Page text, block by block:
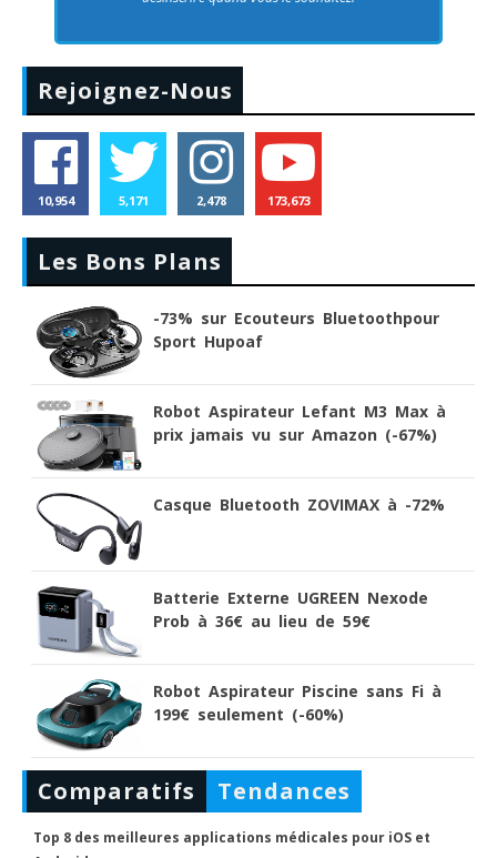
Rejoignez-Nous
10,954 5,171 2,478 173,673
Les Bons Plans
-73% sur Ecouteurs Bluetoothpour
Sport Hupoaf
Robot Aspirateur Lefant M3 Max à
prix jamais vu sur Amazon (-67%)
Casque Bluetooth ZOVIMAX à -72%
Batterie Externe UGREEN Nexode
Prob à 36€ au lieu de 59€
Robot Aspirateur Piscine sans Fi à
199€ seulement (-60%)
Comparatifs Tendances
Top 8 des meilleures applications médicales pour iOS et